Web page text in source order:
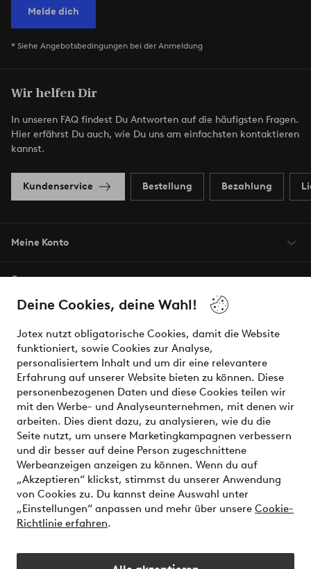
Deine Cookies, deine Wahl!
Jotex nutzt obligatorische Cookies, damit die Website
funktioniert, sowie Cookies zur Analyse,
personalisiertem Inhalt und um dir eine relevantere
Erfahrung auf unserer Website bieten zu können. Diese
personenbezogenen Daten und diese Cookies teilen wir
mit den Werbe- und Analyseunternehmen, mit denen wir
arbeiten. Dies dient dazu, zu analysieren, wie du die
Seite nutzt, um unsere Marketingkampagnen verbessern
und dir besser auf deine Person zugeschnittene
Werbeanzeigen anzeigen zu können. Wenn du auf
„Akzeptieren“ klickst, stimmst du unserer Anwendung
von Cookies zu. Du kannst deine Auswahl unter
„Einstellungen“ anpassen und mehr über unsere Cookie-
Richtlinie erfahren.
Melde dich
* Siehe Angebotsbedingungen bei der Anmeldung
Wir helfen Dir
In unseren FAQ findest Du Antworten auf die häufigsten Fragen.
Hier erfährst Du auch, wie Du uns am einfachsten kontaktieren
kannst.
Kundenservice Bestellung Bezahlung
Meine Konto
Bedingungen
Sichere Zahlungen - Jetzt bezahlen oder aufteilen
Möchtest du mehr über unsere
Zahlungsmöglichkeitenerfahren?